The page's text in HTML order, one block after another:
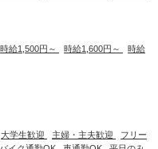
時給1,500円～ 時給1,600円～
時給
大学生歓迎 主婦・主夫歓迎
フリー